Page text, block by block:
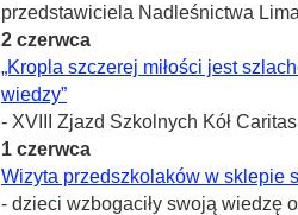
przedstawiciela Nadleśnictwa
2 czerwca
„Kropla szczerej miłości jest
wiedzy”
- XVIII Zjazd Szkolnych Kół Caritas
1 czerwca
Wizyta przedszkolaków w sklepie
- dzieci wzbogaciły swoją wiedzę